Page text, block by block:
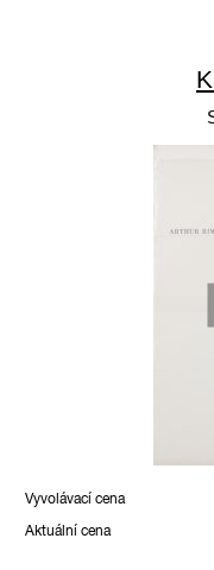
Vyvolávací cena
Aktuální cena